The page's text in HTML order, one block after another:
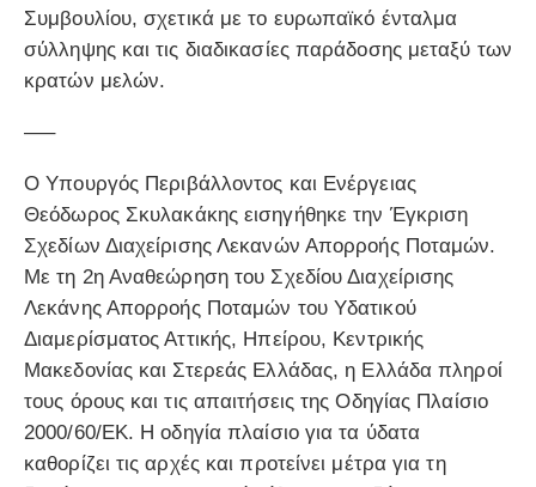
Συμβουλίου, σχετικά με το ευρωπαϊκό ένταλμα
σύλληψης και τις διαδικασίες παράδοσης μεταξύ των
κρατών μελών.
—–
Ο Υπουργός Περιβάλλοντος και Ενέργειας
Θεόδωρος Σκυλακάκης εισηγήθηκε την Έγκριση
Σχεδίων Διαχείρισης Λεκανών Απορροής Ποταμών.
Με τη 2η Αναθεώρηση του Σχεδίου Διαχείρισης
Λεκάνης Απορροής Ποταμών του Υδατικού
Διαμερίσματος Αττικής, Ηπείρου, Κεντρικής
Μακεδονίας και Στερεάς Ελλάδας, η Ελλάδα πληροί
τους όρους και τις απαιτήσεις της Οδηγίας Πλαίσιο
2000/60/ΕΚ. Η οδηγία πλαίσιο για τα ύδατα
καθορίζει τις αρχές και προτείνει μέτρα για τη